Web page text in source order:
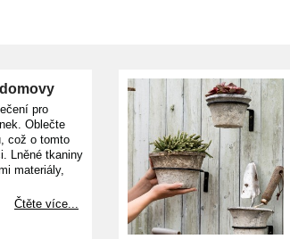
pro
Oblečte
což o tomto
Lněné tkaniny
materiály,
Čtěte více...